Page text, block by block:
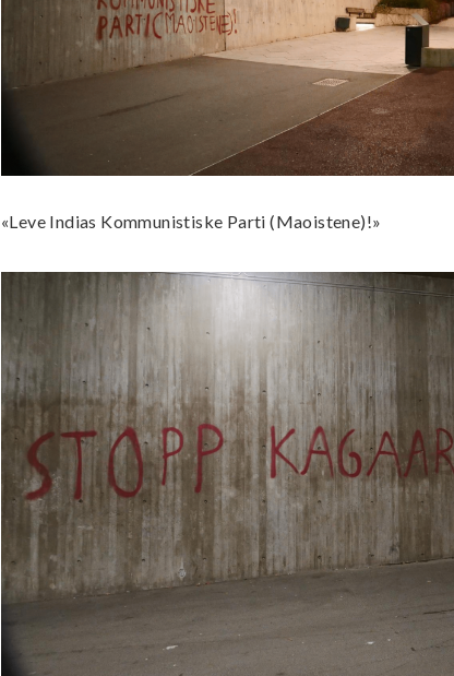
«Leve Indias Kommunistiske Parti (Maoistene)!»